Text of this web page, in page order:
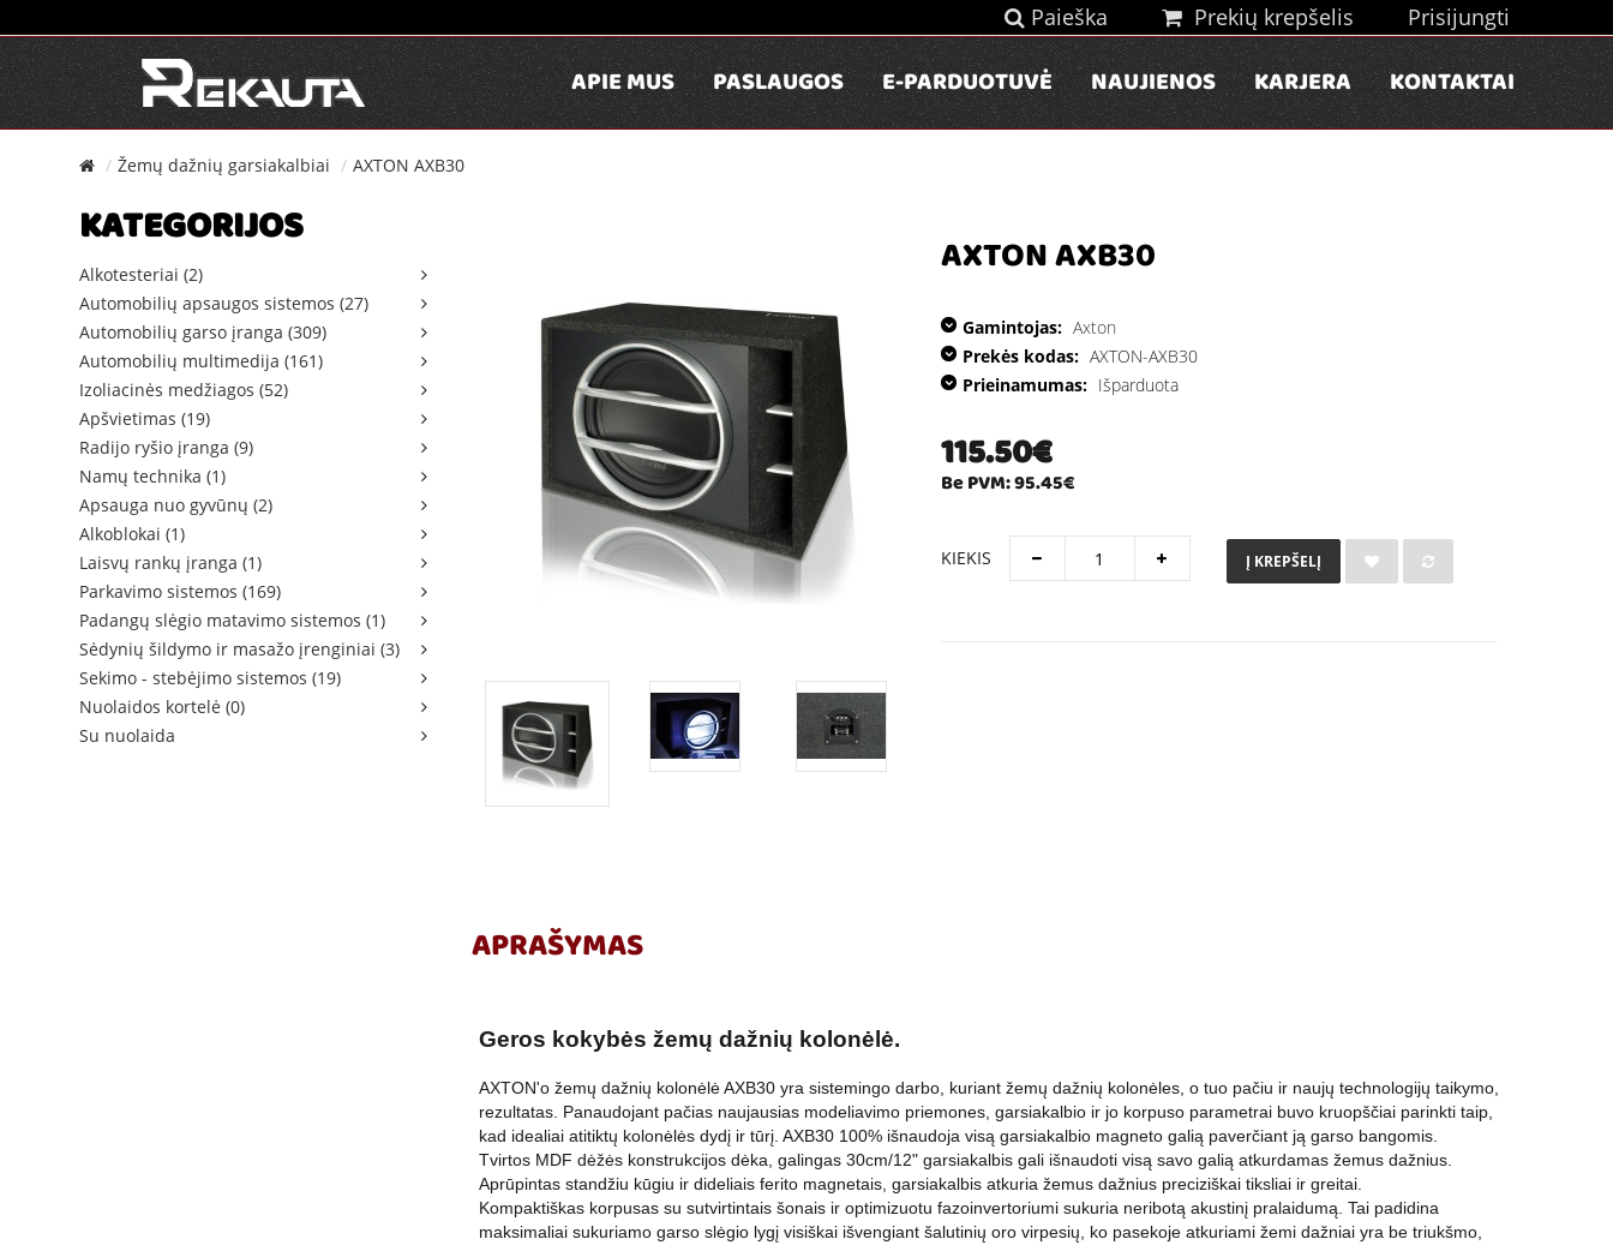
Paieška Prekių krepšelis Prisijungti
APIE MUS PASLAUGOS E-PARDUOTUVĖ NAUJIENOS KARJERA KONTAKTAI
Žemų dažnių garsiakalbiai AXTON AXB30
KATEGORIJOS
Alkotesteriai (2)
Automobilių apsaugos sistemos (27)
Automobilių garso įranga (309)
Automobilių multimedija (161)
Izoliacinės medžiagos (52)
Apšvietimas (19)
Radijo ryšio įranga (9)
Namų technika (1)
Apsauga nuo gyvūnų (2)
Alkoblokai (1)
Laisvų rankų įranga (1)
Parkavimo sistemos (169)
Padangų slėgio matavimo sistemos (1)
Sėdynių šildymo ir masažo įrenginiai (3)
Sekimo - stebėjimo sistemos (19)
Nuolaidos kortelė (0)
Su nuolaida
AXTON AXB30
Gamintojas: Axton
Prekės kodas: AXTON-AXB30
Prieinamumas: Išparduota
115.50€
Be PVM: 95.45€
KIEKIS Į KREPŠELĮ
APRAŠYMAS
Geros kokybės žemų dažnių kolonėlė.
AXTON'o žemų dažnių kolonėlė AXB30 yra sistemingo darbo, kuriant žemų dažnių kolonėles, o tuo pačiu ir naujų technologijų taikymo,
rezultatas. Panaudojant pačias naujausias modeliavimo priemones, garsiakalbio ir jo korpuso parametrai buvo kruopščiai parinkti taip,
kad idealiai atitiktų kolonėlės dydį ir tūrį. AXB30 100% išnaudoja visą garsiakalbio magneto galią paverčiant ją garso bangomis.
Tvirtos MDF dėžės konstrukcijos dėka, galingas 30cm/12" garsiakalbis gali išnaudoti visą savo galią atkurdamas žemus dažnius.
Aprūpintas standžiu kūgiu ir dideliais ferito magnetais, garsiakalbis atkuria žemus dažnius preciziškai tiksliai ir greitai.
Kompaktiškas korpusas su sutvirtintais šonais ir optimizuotu fazoinvertoriumi sukuria neribotą akustinį pralaidumą. Tai padidina
maksimaliai sukuriamo garso slėgio lygį visiškai išvengiant šalutinių oro virpesių, ko pasekoje atkuriami žemi dažniai yra be triukšmo,